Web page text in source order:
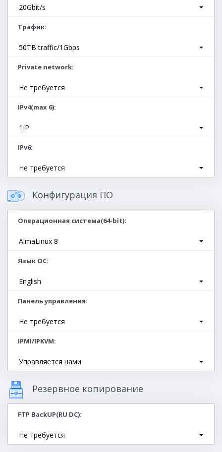
20Gbit/s
Трафик
50TB traffic/1Gbps
Private network
Не требуется
IPv4(max 6)
1IP
IPv6
Не требуется
Конфигурация ПО
Операционная система(64-bit)
AlmaLinux 8
Язык ОС
English
Панель управления
Не требуется
IPMI/IPKVM
Управляется нами
Резервное копирование
FTP BackUP(RU DC)
Не требуется